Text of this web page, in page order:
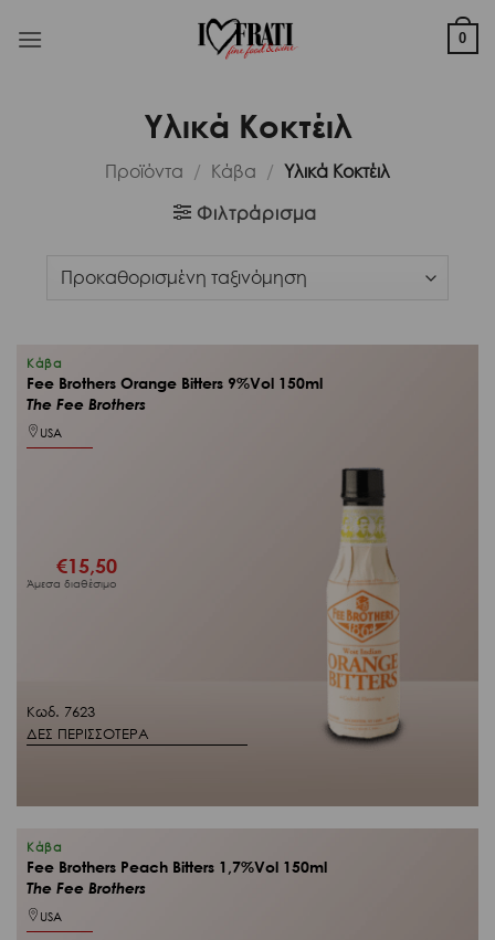
στο
0
Υλικά Κοκτέιλ
Προϊόντα / Κάβα / Υλικά Κοκτέιλ
Φιλτράρισμα
Κωδ. 7623
ΔΕΣ ΠΕΡΙΣΣΟΤΕΡΑ
Κάβα
Fee Brothers Orange Bitters 9%Vol 150ml
The Fee Brothers
USA
€15,50
Άμεσα διαθέσιμο
Κάβα
Fee Brothers Peach Bitters 1,7%Vol 150ml
The Fee Brothers
USA